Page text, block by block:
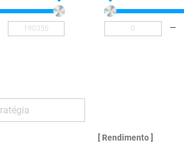
—
[ Rendimento ]